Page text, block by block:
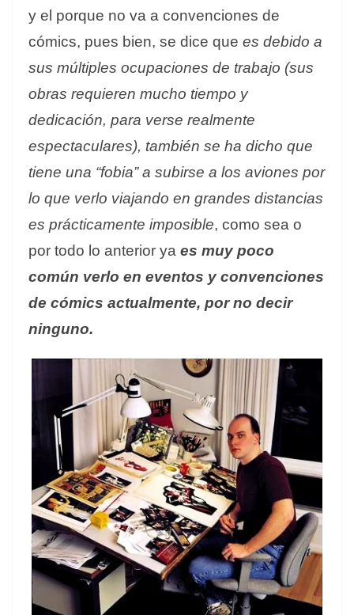
y el porque no va a convenciones de
cómics, pues bien, se dice que es debido a
sus múltiples ocupaciones de trabajo (sus
obras requieren mucho tiempo y
dedicación, para verse realmente
espectaculares), también se ha dicho que
tiene una “fobia” a subirse a los aviones por
lo que verlo viajando en grandes distancias
es prácticamente imposible, como sea o
por todo lo anterior ya es muy poco
común verlo en eventos y convenciones
de cómics actualmente, por no decir
ninguno.